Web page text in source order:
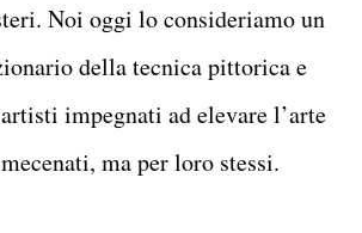
Noi oggi lo consideriamo un
della tecnica pittorica e
impegnati ad elevare l’arte
ma per loro stessi.